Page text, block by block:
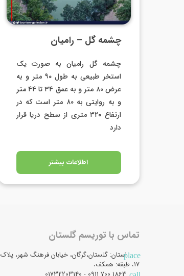
چشمه گل – رامیان
چشمه گل رامیان به صورت یک
استخر طبیعی به طول ‪ ۹۰‬متر و به
عرض ‪ ۸۰‬متر و به عمق ‪ ۳۴‬تا ‪ ۴۴‬متر
و به روایتی به ‪ ۸۰‬متر است که در
ارتفاع ‪ ۳۲۰‬متری از سطح دریا قرار
دارد
اطلاعات بیشتر
تماس با توریسم گلستان
placeاستان: گلستان،گرگان، خیابان فرهنگ شهر، پلاک
17، طبقه: همکف،